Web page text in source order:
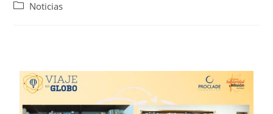
Noticias